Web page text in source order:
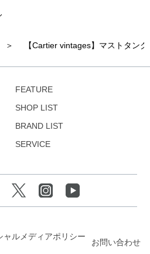
【Cartier vintages】マストタン
FEATURE
SHOP LIST
BRAND LIST
SERVICE
ャルメディアポリシー
お問い合わせ